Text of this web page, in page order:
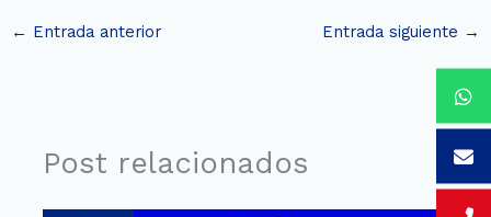
← Entrada anterior Entrada siguiente →
Post relacionados